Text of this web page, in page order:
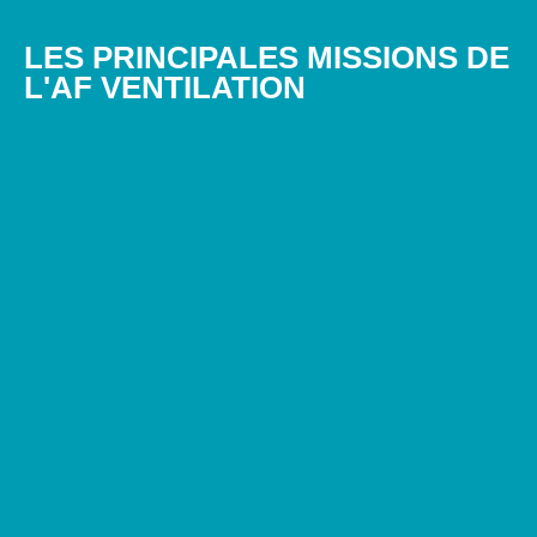
LES PRINCIPALES MISSIONS DE
L'AF VENTILATION